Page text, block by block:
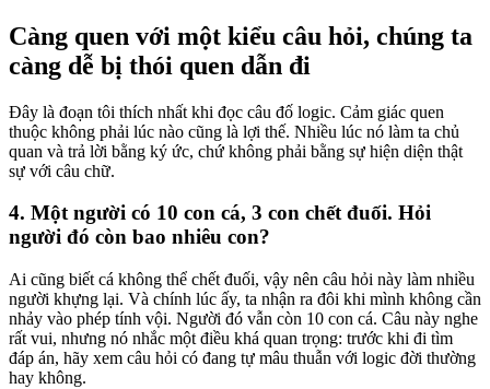
Càng quen với một kiểu câu hỏi, chúng ta
càng dễ bị thói quen dẫn đi
Đây là đoạn tôi thích nhất khi đọc câu đố logic. Cảm giác quen
thuộc không phải lúc nào cũng là lợi thế. Nhiều lúc nó làm ta chủ
quan và trả lời bằng ký ức, chứ không phải bằng sự hiện diện thật
sự với câu chữ.
4. Một người có 10 con cá, 3 con chết đuối. Hỏi
người đó còn bao nhiêu con?
Ai cũng biết cá không thể chết đuối, vậy nên câu hỏi này làm nhiều
người khựng lại. Và chính lúc ấy, ta nhận ra đôi khi mình không cần
nhảy vào phép tính vội. Người đó vẫn còn 10 con cá. Câu này nghe
rất vui, nhưng nó nhắc một điều khá quan trọng: trước khi đi tìm
đáp án, hãy xem câu hỏi có đang tự mâu thuẫn với logic đời thường
hay không.